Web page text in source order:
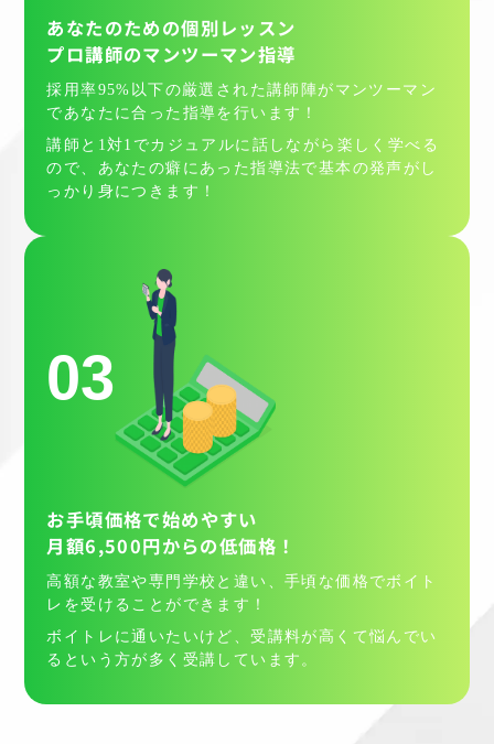
あなたのための個別レッスン
プロ講師のマンツーマン指導
採用率95%以下の厳選された講師陣がマンツーマン
であなたに合った指導を行います！
講師と1対1でカジュアルに話しながら楽しく学べる
ので、あなたの癖にあった指導法で基本の発声がし
っかり身につきます！
03
お手頃価格で始めやすい
月額6,500円からの低価格！
高額な教室や専門学校と違い、手頃な価格でボイト
レを受けることができます！
ボイトレに通いたいけど、受講料が高くて悩んでい
るという方が多く受講しています。